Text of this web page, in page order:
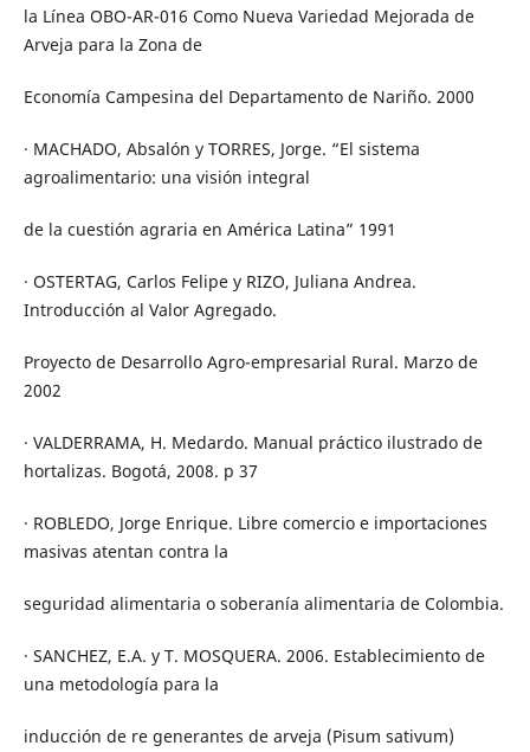
la Línea OBO-AR-016 Como Nueva Variedad Mejorada de
Arveja para la Zona de
Economía Campesina del Departamento de Nariño. 2000
· MACHADO, Absalón y TORRES, Jorge. “El sistema
agroalimentario: una visión integral
de la cuestión agraria en América Latina” 1991
· OSTERTAG, Carlos Felipe y RIZO, Juliana Andrea.
Introducción al Valor Agregado.
Proyecto de Desarrollo Agro-empresarial Rural. Marzo de
2002
· VALDERRAMA, H. Medardo. Manual práctico ilustrado de
hortalizas. Bogotá, 2008. p 37
· ROBLEDO, Jorge Enrique. Libre comercio e importaciones
masivas atentan contra la
seguridad alimentaria o soberanía alimentaria de Colombia.
· SANCHEZ, E.A. y T. MOSQUERA. 2006. Establecimiento de
una metodología para la
inducción de re generantes de arveja (Pisum sativum)